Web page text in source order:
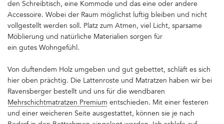
den Schreibtisch, eine Kommode und das eine oder andere
Accessoire. Wobei der Raum möglichst luftig bleiben und nicht
vollgestellt werden soll. Platz zum Atmen, viel Licht, sparsame
Möblierung und natürliche Materialien sorgen für
ein gutes Wohngefühl.
Von duftendem Holz umgeben und gut gebettet, schläft es sich
hier oben prächtig. Die Lattenroste und Matratzen haben wir bei
Ravensberger bestellt und uns für die wendbaren
Mehrschichtmatratzen Premium entschieden. Mit einer festeren
und einer weicheren Seite ausgestattet, können sie je nach